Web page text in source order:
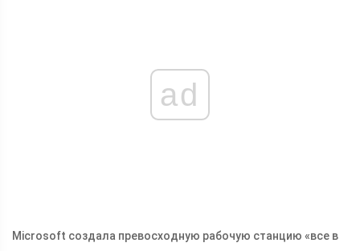
ad
Microsoft создала превосходную рабочую станцию ​​«все в